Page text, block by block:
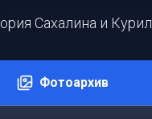
Сахалина и Курил
Фотоархив